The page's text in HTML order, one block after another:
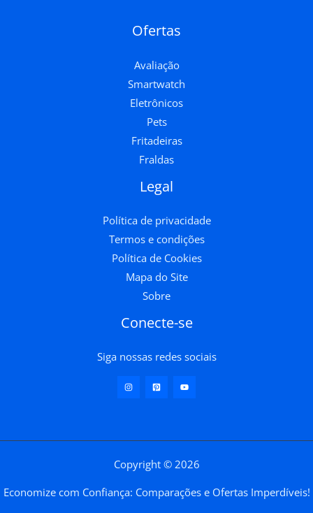
Ofertas
Avaliação
Smartwatch
Eletrônicos
Pets
Fritadeiras
Fraldas
Legal
Política de privacidade
Termos e condições
Política de Cookies
Mapa do Site
Sobre
Conecte-se
Siga nossas redes sociais
Copyright © 2026
Economize com Confiança: Comparações e Ofertas Imperdíveis!